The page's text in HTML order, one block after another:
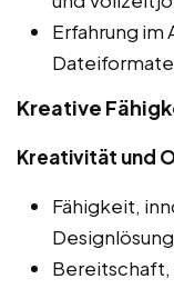
Erfahrung
Kreative
Kreativität und
Fähigkeit,
Bereitschaft,